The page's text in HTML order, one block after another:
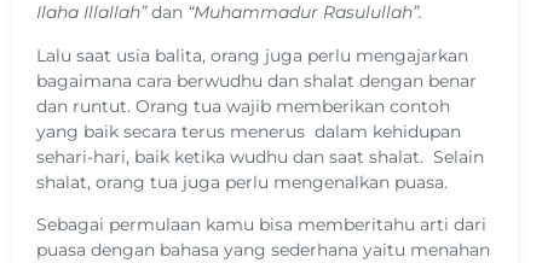
Ilaha Illallah”dan “Muhammadur Rasulullah”.
Lalu saat usia balita, orang juga perlu mengajarkan
bagaimana cara berwudhu dan shalat dengan benar
dan runtut. Orang tua wajib memberikan contoh
yang baik secara terus menerus dalam kehidupan
sehari-hari, baik ketika wudhu dan saat shalat. Selain
shalat, orang tua juga perlu mengenalkan puasa.
Sebagai permulaan kamu bisa memberitahu arti dari
puasa dengan bahasa yang sederhana yaitu menahan